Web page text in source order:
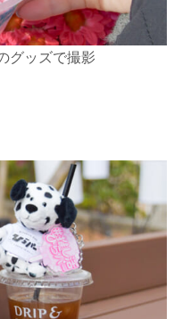
グッズで撮影